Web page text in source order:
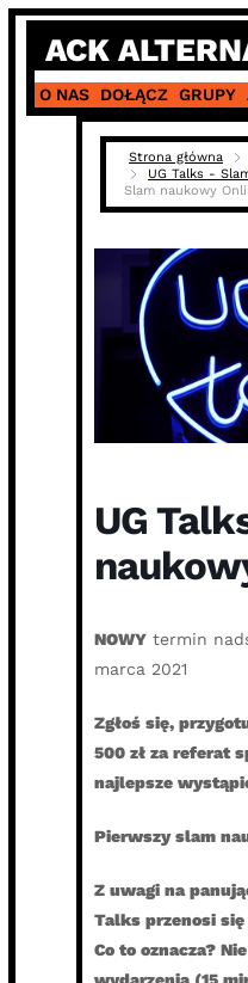
Skip
content
ACK
O NAS DOŁĄCZ GRUPY
Strona główna
UG Talks -
Slam naukowy
UG
NOWY termin
marca 2021
Zgłoś się,
500 zł za referat
najlepsze
Pierwszy slam
Z uwagi na
Talks przenosi
Co to oznacza?